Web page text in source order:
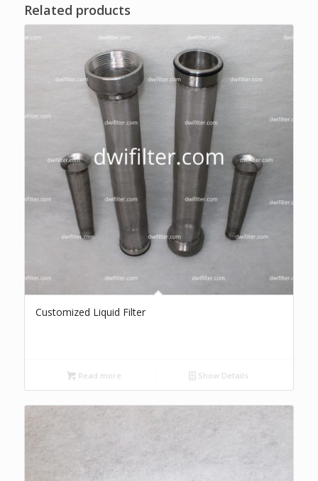
Related products
Customized Liquid Filter
Read more Show Details